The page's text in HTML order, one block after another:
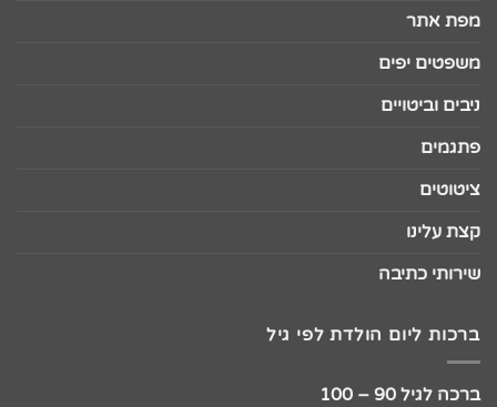
מפת אתר
משפטים יפים
ניבים וביטויים
פתגמים
ציטוטים
קצת עלינו
שירותי כתיבה
ברכות ליום הולדת לפי גיל
ברכה לגיל 90 – 100